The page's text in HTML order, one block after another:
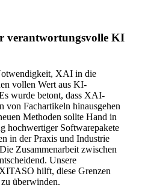
verantwortungsvolle KI
XAI in die
vollen Wert aus KI-
wurde betont, dass XAI-
von Fachartikeln hinausgehen
Methoden sollte Hand in
hochwertiger Softwarepakete
in der Praxis und Industrie
Zusammenarbeit zwischen
Unsere
hilft, diese Grenzen
überwinden.